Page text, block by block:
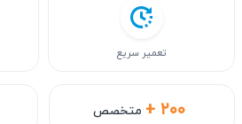
+ ۲۰۰ متخصص
تعمیر سریع